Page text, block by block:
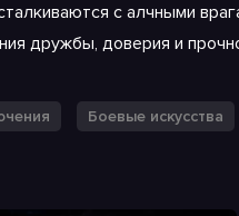
с алчными
дружбы, доверия и
Боевые искусства